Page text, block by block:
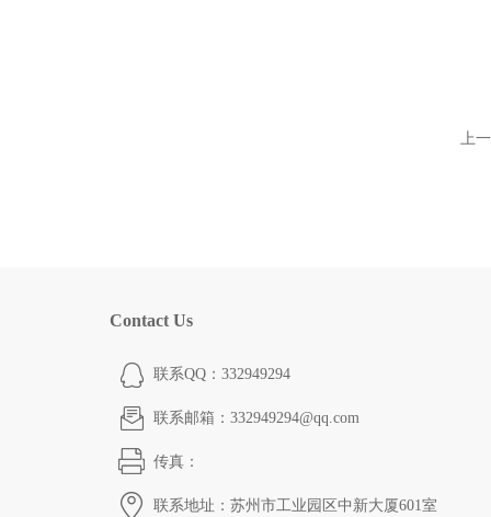
上
Contact Us
联系QQ：332949294
联系邮箱：332949294@qq.com
传真：
联系地址：苏州市工业园区中新大厦601室